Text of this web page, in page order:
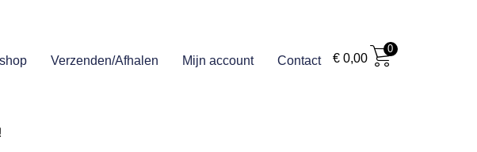
Verzenden/Afhalen Mijn account Contact €0,00
0